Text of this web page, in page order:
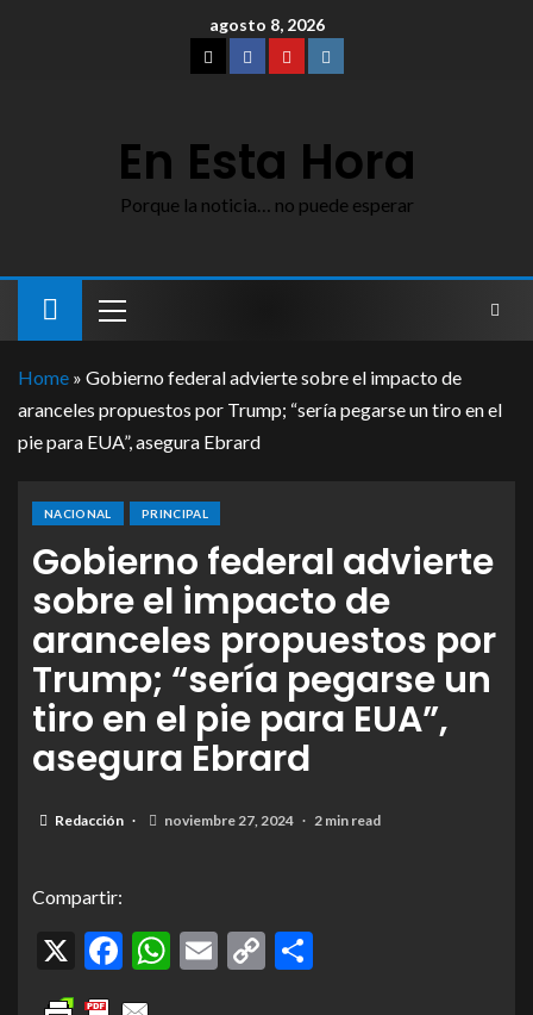
agosto 8, 2026
En Esta Hora
Porque la noticia… no puede esperar
Home » Gobierno federal advierte sobre el impacto de
aranceles propuestos por Trump; “sería pegarse un tiro en el
pie para EUA”, asegura Ebrard
NACIONAL PRINCIPAL
Gobierno federal advierte
sobre el impacto de
aranceles propuestos por
Trump; “sería pegarse un
tiro en el pie para EUA”,
asegura Ebrard
Redacción noviembre 27, 2024 2 min read
Compartir:
X Facebook
WhatsApp
Email
Copy